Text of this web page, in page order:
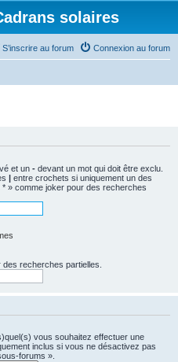
solaires
Connexion au forum
S’inscrire au forum
et un - devant un mot qui doit être exclu.
| entre crochets si uniquement un des
» comme joker pour des recherches
recherches partielles.
vous souhaitez effectuer une
inclus si vous ne désactivez pas
forums ».